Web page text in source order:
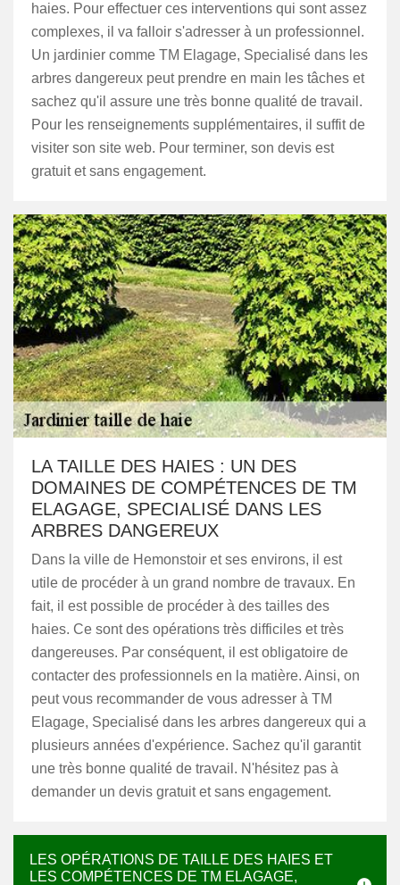
haies. Pour effectuer ces interventions qui sont assez
complexes, il va falloir s'adresser à un professionnel.
Un jardinier comme TM Elagage, Specialisé dans les
arbres dangereux peut prendre en main les tâches et
sachez qu'il assure une très bonne qualité de travail.
Pour les renseignements supplémentaires, il suffit de
visiter son site web. Pour terminer, son devis est
gratuit et sans engagement.
LA TAILLE DES HAIES : UN DES
DOMAINES DE COMPÉTENCES DE TM
ELAGAGE, SPECIALISÉ DANS LES
ARBRES DANGEREUX
Dans la ville de Hemonstoir et ses environs, il est
utile de procéder à un grand nombre de travaux. En
fait, il est possible de procéder à des tailles des
haies. Ce sont des opérations très difficiles et très
dangereuses. Par conséquent, il est obligatoire de
contacter des professionnels en la matière. Ainsi, on
peut vous recommander de vous adresser à TM
Elagage, Specialisé dans les arbres dangereux qui a
plusieurs années d'expérience. Sachez qu'il garantit
une très bonne qualité de travail. N'hésitez pas à
demander un devis gratuit et sans engagement.
LES OPÉRATIONS DE TAILLE DES HAIES ET
LES COMPÉTENCES DE TM ELAGAGE,